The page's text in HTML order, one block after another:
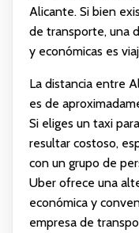
Alicante. Si bien
de transporte, una
y económicas es
La distancia entre
es de
Si eliges un taxi
resultar costoso,
con un grupo de
Uber ofrece una
económica y
empresa de